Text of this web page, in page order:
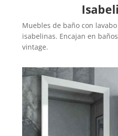
Muebles de baño con
isabelinas. Encajan en
vintage.